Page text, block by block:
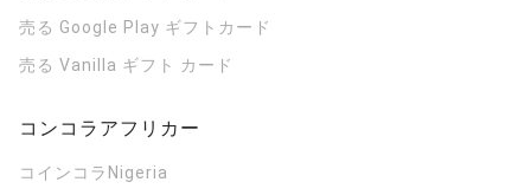
売る Google Play ギフトカード
売る Vanilla ギフト カード
コンコラアフリカー
コインコラ Nigeria